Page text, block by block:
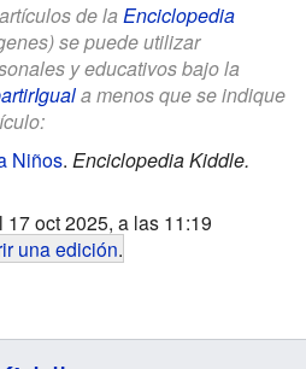
de la Enciclopedia
se puede utilizar
y educativos bajo la
a menos que se indique
Niños. Enciclopedia Kiddle.
oct 2025, a las 11:19
una edición.